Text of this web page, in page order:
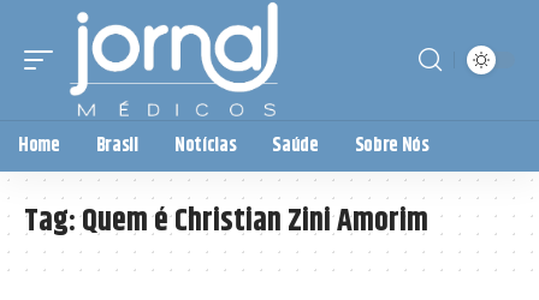
Home Brasil Notícias Saúde Sobre Nós
Tag:Quem é Christian Zini Amorim